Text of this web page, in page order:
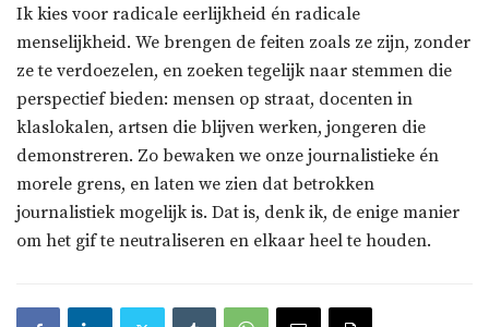
Ik kies voor radicale eerlijkheid én radicale
menselijkheid. We brengen de feiten zoals ze zijn, zonder
ze te verdoezelen, en zoeken tegelijk naar stemmen die
perspectief bieden: mensen op straat, docenten in
klaslokalen, artsen die blijven werken, jongeren die
demonstreren. Zo bewaken we onze journalistieke én
morele grens, en laten we zien dat betrokken
journalistiek mogelijk is. Dat is, denk ik, de enige manier
om het gif te neutraliseren en elkaar heel te houden.